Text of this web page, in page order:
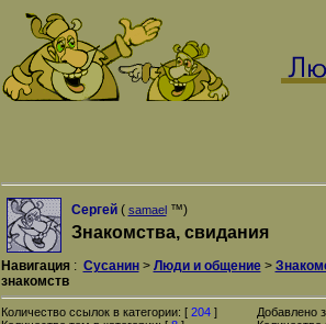
Сергей ( samael™)
Знакомства, свидания
Навигация: Сусанин> Люди и общение>
знакомств
Количество ссылок в категории: [ 204]
Добавлено